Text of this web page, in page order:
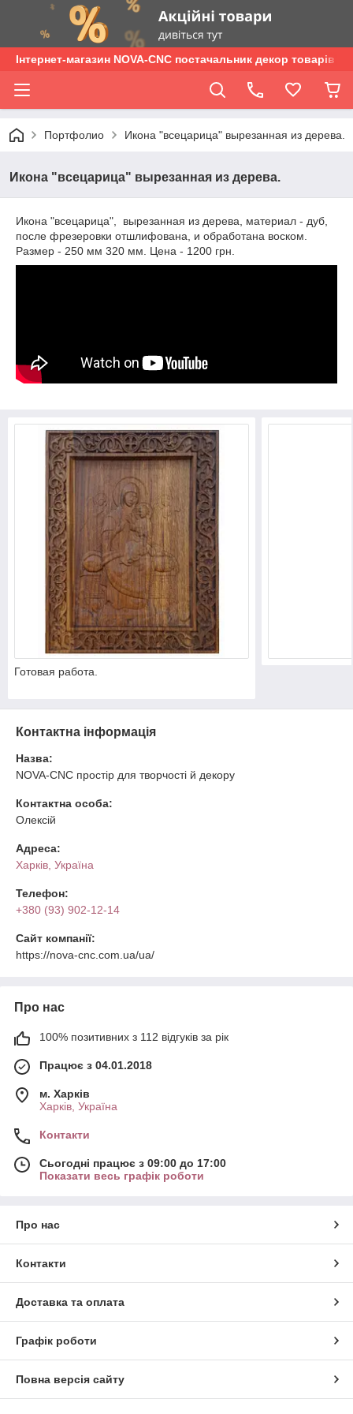
Інтернет-магазин NOVA-CNC постачальник декор товарів
Портфолио Икона "всецарица" вырезанная из дерева.
Икона "всецарица" вырезанная из дерева.
Икона "всецарица", вырезанная из дерева, материал - дуб,
после фрезеровки отшлифована, и обработана воском.
Размер - 250 мм 320 мм. Цена - 1200 грн.
Готовая работа.
Контактна інформація
Назва:
NOVA-CNC простір для творчості й декору
Контактна особа:
Олексій
Адреса:
Харків, Україна
Телефон:
+380 (93) 902-12-14
Сайт компанії:
https://nova-cnc.com.ua/ua/
Про нас
100% позитивних з 112 відгуків за рік
Працює з 04.01.2018
м. Харків
Харків, Україна
Контакти
Сьогодні працює з 09:00 до 17:00
Показати весь графік роботи
Про нас
Контакти
Доставка та оплата
Графік роботи
Повна версія сайту